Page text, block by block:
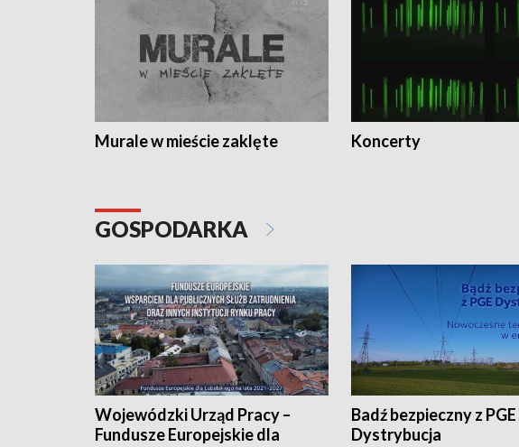
Murale w mieście zaklęte Koncerty
GOSPODARKA
Wojewódzki Urząd Pracy –
Fundusze Europejskie dla
Badź bezpieczny z PGE
Dystrybucja